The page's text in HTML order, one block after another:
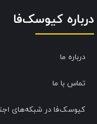
درباره کیوسک‌فا
درباره ما
تماس با ما
کیوسک‌فا در شبکه‌های